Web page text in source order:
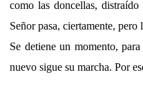
como las doncellas,
Señor pasa, ciertamente,
Se detiene un momento,
nuevo sigue su marcha. Por